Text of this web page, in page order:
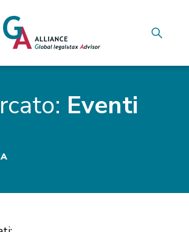
Eventi